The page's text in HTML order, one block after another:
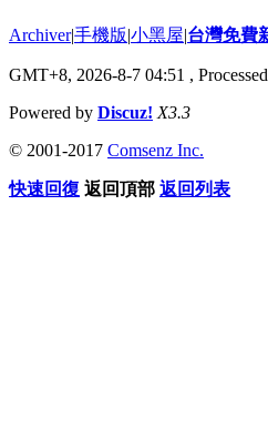
Archiver|手機版|小黑屋|台灣免費
GMT+8, 2026-8-7 04:51 ,
Powered by Discuz! X3.3
© 2001-2017 Comsenz Inc.
快速回復 返回頂部 返回列表